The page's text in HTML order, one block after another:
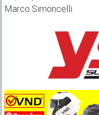
Marco Simoncelli.